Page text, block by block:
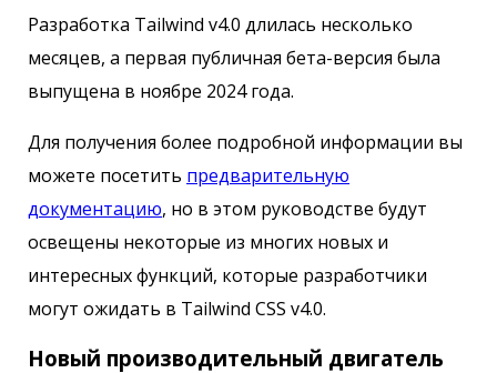
Разработка Tailwind v4.0 длилась несколько
месяцев, а первая публичная бета-версия была
выпущена в ноябре 2024 года.
Для получения более подробной информации вы
можете посетить предварительную
документацию, но в этом руководстве будут
освещены некоторые из многих новых и
интересных функций, которые разработчики
могут ожидать в Tailwind CSS v4.0.
Новый производительный двигатель